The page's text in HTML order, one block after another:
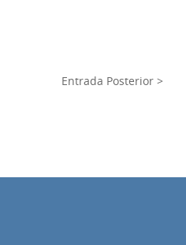
Entrada Posterior >